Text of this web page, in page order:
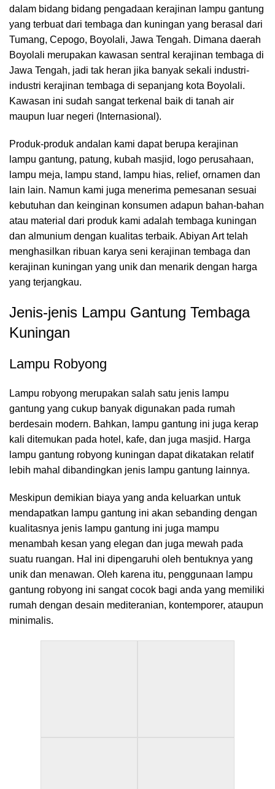
dalam bidang bidang pengadaan kerajinan lampu gantung
yang terbuat dari tembaga dan kuningan yang berasal dari
Tumang, Cepogo, Boyolali, Jawa Tengah. Dimana daerah
Boyolali merupakan kawasan sentral kerajinan tembaga di
Jawa Tengah, jadi tak heran jika banyak sekali industri-
industri kerajinan tembaga di sepanjang kota Boyolali.
Kawasan ini sudah sangat terkenal baik di tanah air
maupun luar negeri (Internasional).
Produk-produk andalan kami dapat berupa kerajinan
lampu gantung, patung, kubah masjid, logo perusahaan,
lampu meja, lampu stand, lampu hias, relief, ornamen dan
lain lain. Namun kami juga menerima pemesanan sesuai
kebutuhan dan keinginan konsumen adapun bahan-bahan
atau material dari produk kami adalah tembaga kuningan
dan almunium dengan kualitas terbaik. Abiyan Art telah
menghasilkan ribuan karya seni kerajinan tembaga dan
kerajinan kuningan yang unik dan menarik dengan harga
yang terjangkau.
Jenis-jenis Lampu Gantung Tembaga
Kuningan
Lampu Robyong
Lampu robyong merupakan salah satu jenis lampu
gantung yang cukup banyak digunakan pada rumah
berdesain modern. Bahkan, lampu gantung ini juga kerap
kali ditemukan pada hotel, kafe, dan juga masjid. Harga
lampu gantung robyong kuningan dapat dikatakan relatif
lebih mahal dibandingkan jenis lampu gantung lainnya.
Meskipun demikian biaya yang anda keluarkan untuk
mendapatkan lampu gantung ini akan sebanding dengan
kualitasnya jenis lampu gantung ini juga mampu
menambah kesan yang elegan dan juga mewah pada
suatu ruangan. Hal ini dipengaruhi oleh bentuknya yang
unik dan menawan. Oleh karena itu, penggunaan lampu
gantung robyong ini sangat cocok bagi anda yang memiliki
rumah dengan desain mediteranian, kontemporer, ataupun
minimalis.